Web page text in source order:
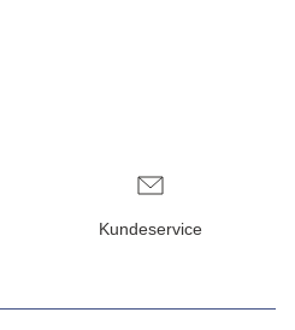
Kundeservice